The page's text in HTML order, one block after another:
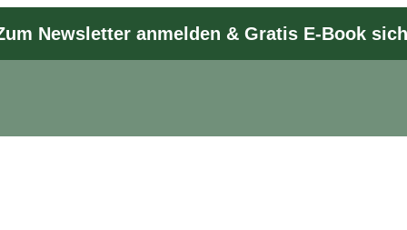
Newsletter anmelden & Gratis E-Book